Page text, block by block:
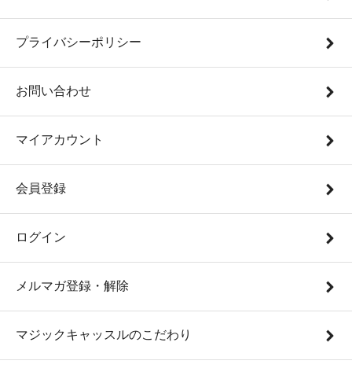
プライバシーポリシー
お問い合わせ
マイアカウント
会員登録
ログイン
メルマガ登録・解除
マジックキャッスルのこだわり